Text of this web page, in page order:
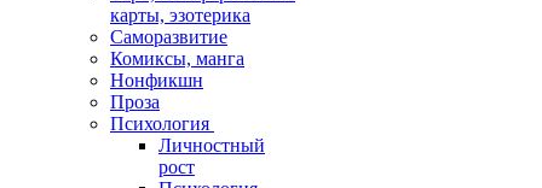
карты, эзотерика
Саморазвитие
Комиксы, манга
Нонфикшн
Проза
Психология
Личностный
рост